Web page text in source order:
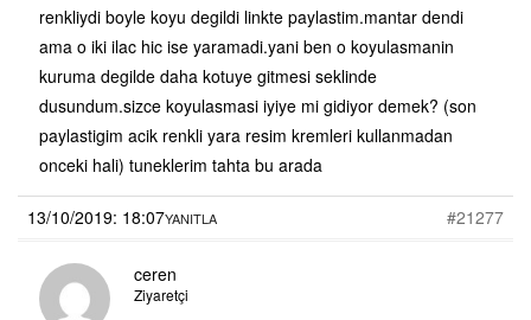
renkliydi boyle koyu degildi linkte paylastim.mantar dendi
ama o iki ilac hic ise yaramadi.yani ben o koyulasmanin
kuruma degilde daha kotuye gitmesi seklinde
dusundum.sizce koyulasmasi iyiye mi gidiyor demek? (son
paylastigim acik renkli yara resim kremleri kullanmadan
onceki hali) tuneklerim tahta bu arada
13/10/2019: 18:07 #21277
YANITLA
ceren
Ziyaretçi